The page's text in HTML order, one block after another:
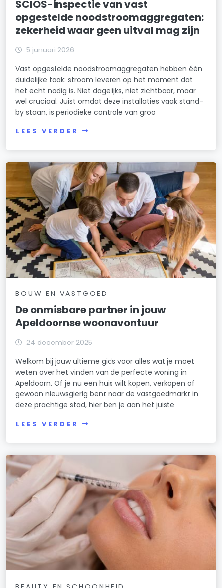
SCIOS-inspectie van vast
opgestelde noodstroomaggregaten:
zekerheid waar geen uitval mag zijn
5 januari 2026
Vast opgestelde noodstroomaggregaten hebben één
duidelijke taak: stroom leveren op het moment dat
het echt nodig is. Niet dagelijks, niet zichtbaar, maar
wel cruciaal. Juist omdat deze installaties vaak stand-
by staan, is periodieke controle van groo
LEES VERDER
BOUW EN VASTGOED
De onmisbare partner in jouw
Apeldoornse woonavontuur
24 december 2025
Welkom bij jouw ultieme gids voor alles wat je moet
weten over het vinden van de perfecte woning in
Apeldoorn. Of je nu een huis wilt kopen, verkopen of
gewoon nieuwsgierig bent naar de vastgoedmarkt in
deze prachtige stad, hier ben je aan het juiste
LEES VERDER